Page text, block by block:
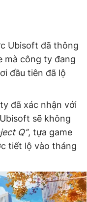
biết
quảng cáo
Ubisoft đã thông
mà công ty đang
đầu tiên đã lộ
đã xác nhận với
sẽ không
Q”, tựa game
tiết lộ vào tháng